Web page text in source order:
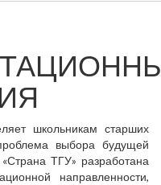
школьникам старших
выбора будущей
ТГУ» разработана
направленности,